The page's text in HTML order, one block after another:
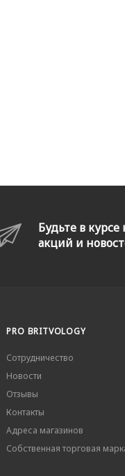
Будьте в
акций и
PRO BRITVOLOGY
Сотрудничество
Новости
Отзывы
Контакты
Адреса магазинов
Собственная торговая